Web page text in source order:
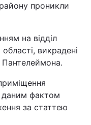
проникли
на відділ
викрадені
Пантелеймона.
даним фактом
за статтею